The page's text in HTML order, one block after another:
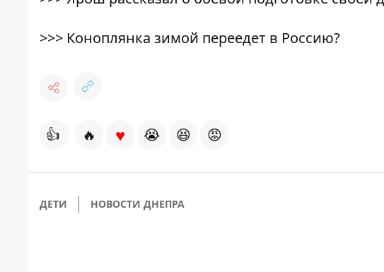
>>> Коноплянка зимой переедет в Россию?
👍 🔥 ♥ 😭 😆 😡
ДЕТИ НОВОСТИ ДНЕПРА